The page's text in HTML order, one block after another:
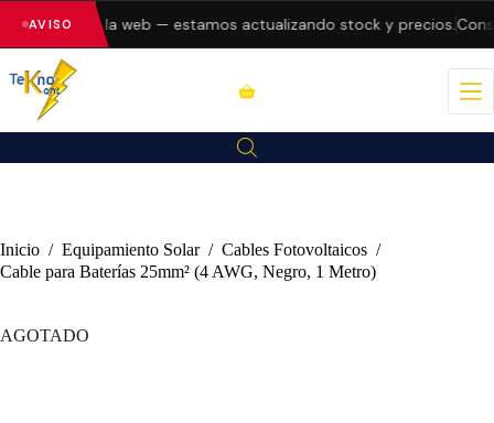
AVISO
errores en la web — estamos actualizando stock y precios.
Inicio / Equipamiento Solar / Cables Fotovoltaicos /
Cable para Baterías 25mm² (4 AWG, Negro, 1 Metro)
AGOTADO